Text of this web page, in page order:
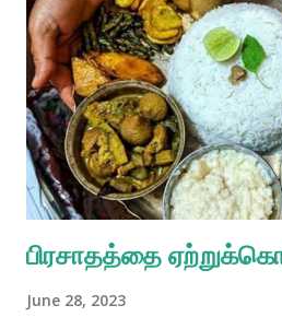
பிரசாதத்தை
June 28, 2023